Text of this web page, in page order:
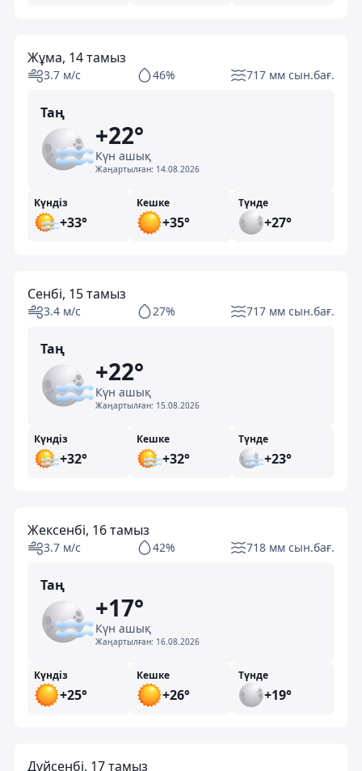
Жұма, 14 тамыз
3.7 м/с 46% 717 мм сын.бағ.
Таң
+22°
Күн ашық
Жаңартылған: 14.08.2026
Күндіз
+33°
Кешке
+35°
Түнде
+27°
Сенбі, 15 тамыз
3.4 м/с 27% 717 мм сын.бағ.
Таң
+22°
Күн ашық
Жаңартылған: 15.08.2026
Күндіз
+32°
Кешке
+32°
Түнде
+23°
Жексенбі, 16 тамыз
3.7 м/с 42% 718 мм сын.бағ.
Таң
+17°
Күн ашық
Жаңартылған: 16.08.2026
Күндіз
+25°
Кешке
+26°
Түнде
+19°
Дүйсенбі, 17 тамыз